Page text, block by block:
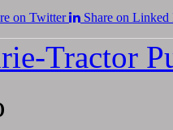
on Twitter Share on Linked
Tractor